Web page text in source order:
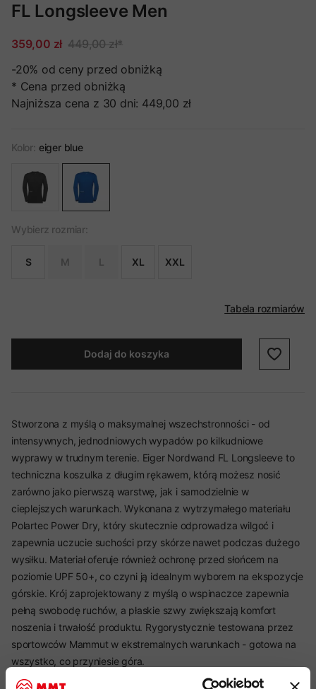
FL Longsleeve Men
359,00 zł 449,00 zł*
-20% od ceny przed obniżką
* Cena przed obniżką
Najniższa cena z 30 dni: 449,00 zł
Kolor: eiger blue
Wybierz rozmiar:
S M L XL XXL
Tabela rozmiarów
Dodaj do koszyka
Stworzona z myślą o maksymalnej wszechstronności - od
intensywnych, jednodniowych wypadów po kilkudniowe
wyprawy w trudnym terenie. Eiger Nordwand FL Longsleeve to
techniczna koszulka z długim rękawem, którą możesz nosić
zarówno jako pierwszą warstwę, jak i samodzielnie w
cieplejszych warunkach. Wykonana z wytrzymałego materiału
Polartec Power Dry, który skutecznie odprowadza wilgoć i
zapewnia uczucie suchości przy skórze nawet podczas dużego
wysiłku. Materiał oferuje również ochronę przed słońcem na
poziomie UPF 50+, co czyni ją idealnym wyborem na ekspozycje
górskie. Krój zaprojektowany z myślą o wspinaczce zapewnia
pełną swobodę ruchów, a płaskie szwy zwiększają komfort
noszenia i trwałość produktu. Rygorystycznie testowana przez
sportowców Mammut w ekstremalnych warunkach - gotowa na
wszystko, co przyniesie góra.